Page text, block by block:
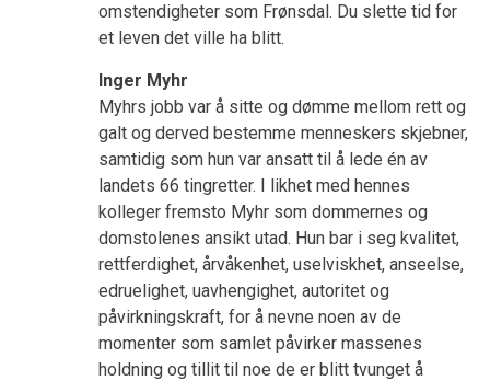
omstendigheter som Frønsdal. Du slette tid for
et leven det ville ha blitt.
Inger Myhr
Myhrs jobb var å sitte og dømme mellom rett og
galt og derved bestemme menneskers skjebner,
samtidig som hun var ansatt til å lede én av
landets 66 tingretter. I likhet med hennes
kolleger fremsto Myhr som dommernes og
domstolenes ansikt utad. Hun bar i seg kvalitet,
rettferdighet, årvåkenhet, uselviskhet, anseelse,
edruelighet, uavhengighet, autoritet og
påvirkningskraft, for å nevne noen av de
momenter som samlet påvirker massenes
holdning og tillit til noe de er blitt tvunget å